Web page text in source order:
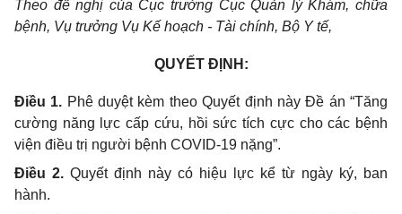
Theo đề nghị của Cục trưởng Cục Quản lý Khám, chữa
bệnh, Vụ trưởng Vụ Kế hoạch - Tài chính, Bộ Y tế,
QUYẾT ĐỊNH:
Điều 1. Phê duyệt kèm theo Quyết định này Đề án “Tăng
cường năng lực cấp cứu, hồi sức tích cực cho các bệnh
viện điều trị người bệnh COVID-19 nặng”.
Điều 2. Quyết định này có hiệu lực kể từ ngày ký, ban
hành.